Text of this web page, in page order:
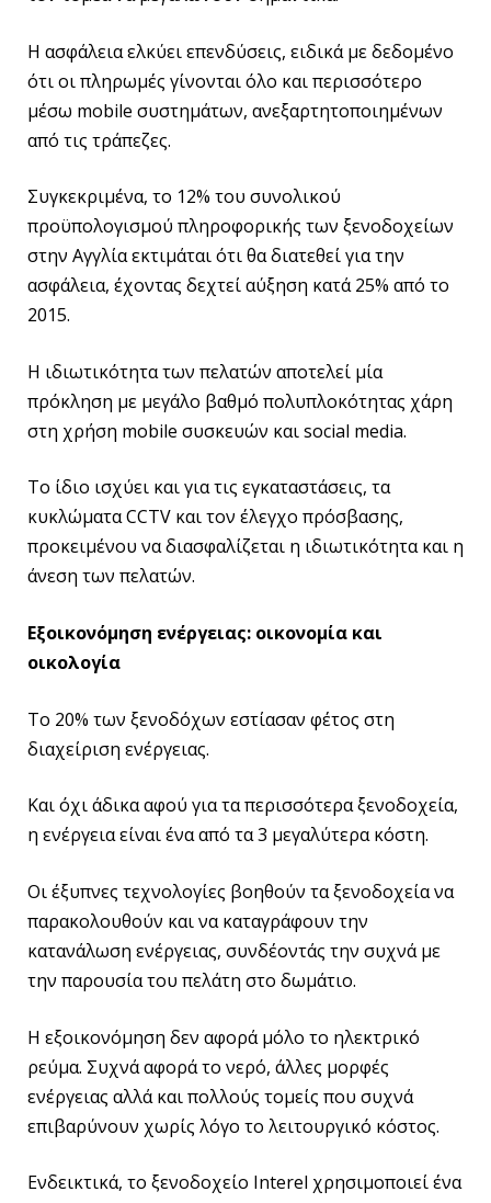
Η ασφάλεια ελκύει επενδύσεις, ειδικά με δεδομένο
ότι οι πληρωμές γίνονται όλο και περισσότερο
μέσω mobile συστημάτων, ανεξαρτητοποιημένων
από τις τράπεζες.
Συγκεκριμένα, το 12% του συνολικού
προϋπολογισμού πληροφορικής των ξενοδοχείων
στην Αγγλία εκτιμάται ότι θα διατεθεί για την
ασφάλεια, έχοντας δεχτεί αύξηση κατά 25% από το
2015.
Η ιδιωτικότητα των πελατών αποτελεί μία
πρόκληση με μεγάλο βαθμό πολυπλοκότητας χάρη
στη χρήση mobile συσκευών και social media.
To ίδιο ισχύει και για τις εγκαταστάσεις, τα
κυκλώματα CCTV και τον έλεγχο πρόσβασης,
προκειμένου να διασφαλίζεται η ιδιωτικότητα και η
άνεση των πελατών.
Εξοικονόμηση ενέργειας: οικονομία και
οικολογία
Το 20% των ξενοδόχων εστίασαν φέτος στη
διαχείριση ενέργειας.
Και όχι άδικα αφού για τα περισσότερα ξενοδοχεία,
η ενέργεια είναι ένα από τα 3 μεγαλύτερα κόστη.
Οι έξυπνες τεχνολογίες βοηθούν τα ξενοδοχεία να
παρακολουθούν και να καταγράφουν την
κατανάλωση ενέργειας, συνδέοντάς την συχνά με
την παρουσία του πελάτη στο δωμάτιο.
Η εξοικονόμηση δεν αφορά μόλο το ηλεκτρικό
ρεύμα. Συχνά αφορά το νερό, άλλες μορφές
ενέργειας αλλά και πολλούς τομείς που συχνά
επιβαρύνουν χωρίς λόγο το λειτουργικό κόστος.
Ενδεικτικά, το ξενοδοχείο Interel χρησιμοποιεί ένα